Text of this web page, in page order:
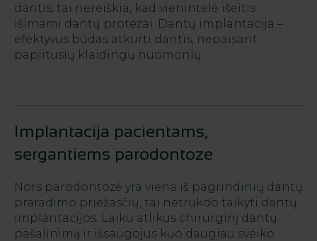
dantis, tai nereiškia, kad vienintelė išeitis
išimami dantų protezai. Dantų implantacija –
efektyvus būdas atkurti dantis, nepaisant
paplitusių klaidingų nuomonių.
Implantacija pacientams,
sergantiems parodontoze
Nors parodontozė yra viena iš pagrindinių dantų
praradimo priežasčių, tai netrukdo taikyti dantų
implantacijos. Laiku atlikus chirurginį dantų
pašalinimą ir išsaugojus kuo daugiau sveiko